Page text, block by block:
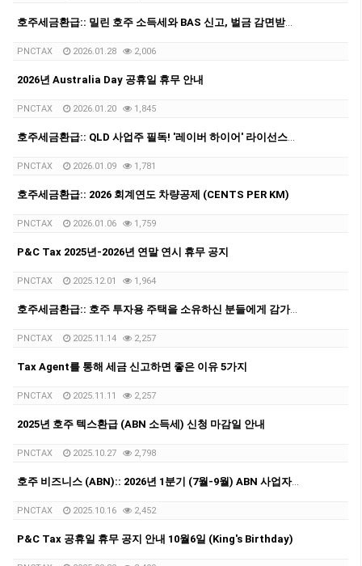
호주세금환급:: 밀린 호주 소득세와 BAS 신고, 벌금 감면받고 비자 문제 해결하는 법 총정리
PNCTAX 2026.01.28 2,006
2026년 Australia Day 공휴일 휴무 안내
PNCTAX 2026.01.20 1,845
PNCTAX 2026.01.09 1,781
호주세금환급:: 2026 회계연도 차량공제 (CENTS PER KM)
PNCTAX 2026.01.06 1,759
P&C Tax 2025년-2026년 연말 연시 휴무 공지
PNCTAX 2025.12.01 1,964
호주세금환급:: 호주 투자용 주택을 소유하신 분들에게 감가상각 리포트가 중요한 이유
PNCTAX 2025.11.14 2,257
Tax Agent를 통해 세금 신고하면 좋은 이유 5가지
PNCTAX 2025.11.11 2,257
2025년 호주 텍스환급 (ABN 소득세) 신청 마감일 안내
PNCTAX 2025.10.27 2,798
호주 비즈니스 (ABN):: 2026년 1분기 (7월-9월) ABN 사업자 GST/BAS 신청 마감일 안내
PNCTAX 2025.10.16 2,452
P&C Tax 공휴일 휴무 공지 안내 10월6일 (King's Birthday)